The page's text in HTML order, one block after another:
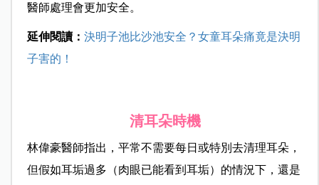
醫師處理會更加安全。
延伸閱讀： 決明子池比沙池安全？女童耳朵痛竟是決明
子害的！
清耳朵時機
林偉豪醫師指出，平常不需要每日或特別去清理耳朵，
但假如耳垢過多（肉眼已能看到耳垢）的情況下，還是